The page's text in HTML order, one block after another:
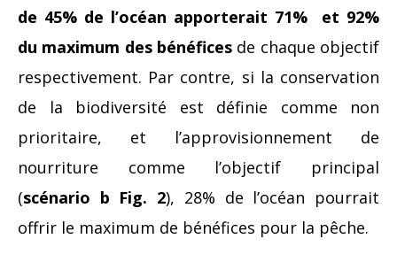
de 45% de l’océan apporterait 71% et 92%
du maximum des bénéfices de chaque objectif
respectivement. Par contre, si la conservation
de la biodiversité est définie comme non
prioritaire, et l’approvisionnement de
nourriture comme l’objectif principal
(scénario b Fig. 2), 28% de l’océan pourrait
offrir le maximum de bénéfices pour la pêche.